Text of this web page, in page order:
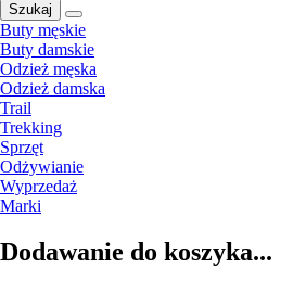
Szukaj
Buty męskie
Buty damskie
Odzież męska
Odzież damska
Trail
Trekking
Sprzęt
Odżywianie
Wyprzedaż
Marki
Dodawanie do koszyka...